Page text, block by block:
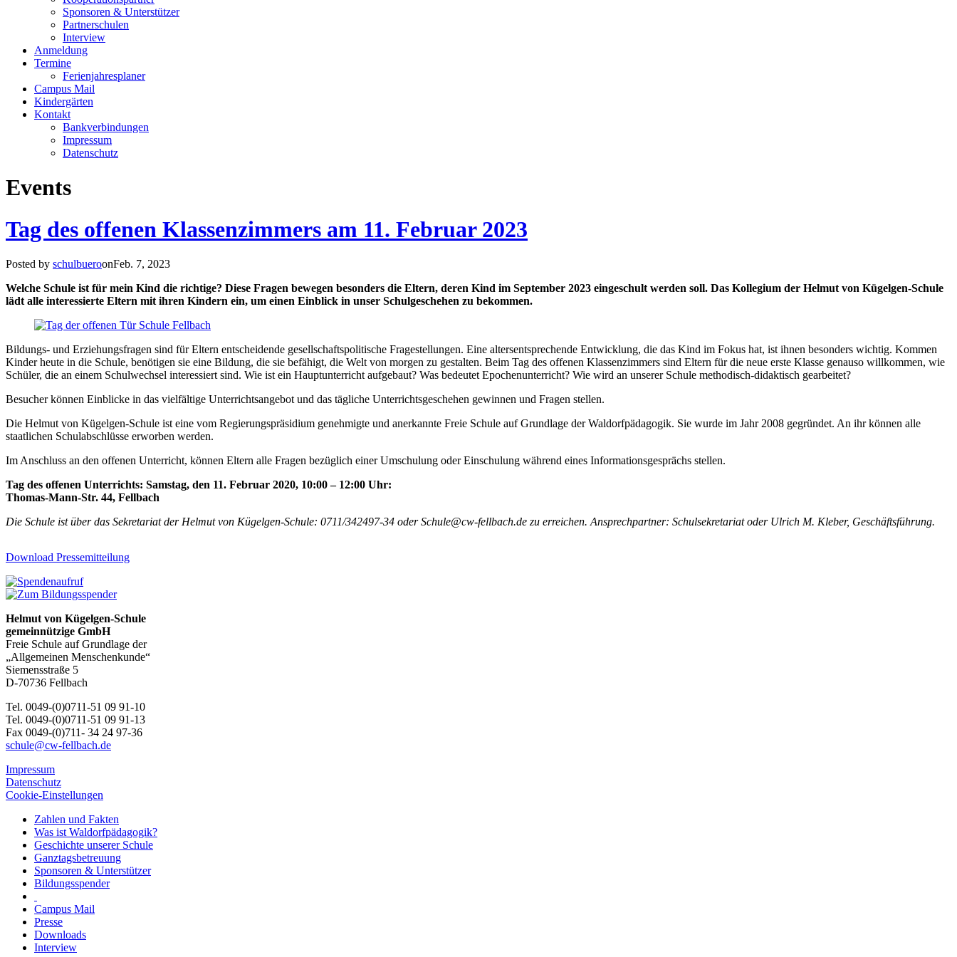
Sponsoren & Unterstützer
Partnerschulen
Interview
Anmeldung
Termine
Ferienjahresplaner
Campus Mail
Kindergärten
Kontakt
Bankverbindungen
Impressum
Datenschutz
Events
Tag des offenen Klassenzimmers am 11. Februar 2023
Posted by schulbueroonFeb. 7, 2023
Welche Schule ist für mein Kind die richtige? Diese Fragen bewegen besonders die Eltern, deren Kind im September 2023 eingeschult werden soll. Das Kollegium der Helmut von Kügelgen-Schule
lädt alle interessierte Eltern mit ihren Kindern ein, um einen Einblick in unser Schulgeschehen zu bekommen.
Bildungs- und Erziehungsfragen sind für Eltern entscheidende gesellschaftspolitische Fragestellungen. Eine altersentsprechende Entwicklung, die das Kind im Fokus hat, ist ihnen besonders wichtig. Kommen
Kinder heute in die Schule, benötigen sie eine Bildung, die sie befähigt, die Welt von morgen zu gestalten. Beim Tag des offenen Klassenzimmers sind Eltern für die neue erste Klasse genauso willkommen, wie
Schüler, die an einem Schulwechsel interessiert sind. Wie ist ein Hauptunterricht aufgebaut? Was bedeutet Epochenunterricht? Wie wird an unserer Schule methodisch-didaktisch gearbeitet?
Besucher können Einblicke in das vielfältige Unterrichtsangebot und das tägliche Unterrichtsgeschehen gewinnen und Fragen stellen.
Die Helmut von Kügelgen-Schule ist eine vom Regierungspräsidium genehmigte und anerkannte Freie Schule auf Grundlage der Waldorfpädagogik. Sie wurde im Jahr 2008 gegründet. An ihr können alle
staatlichen Schulabschlüsse erworben werden.
Im Anschluss an den offenen Unterricht, können Eltern alle Fragen bezüglich einer Umschulung oder Einschulung während eines Informationsgesprächs stellen.
Tag des offenen Unterrichts: Samstag, den 11. Februar 2020, 10:00 – 12:00 Uhr:
Thomas-Mann-Str. 44, Fellbach
Die Schule ist über das Sekretariat der Helmut von Kügelgen-Schule: 0711/342497-34 oder Schule@cw-fellbach.de zu erreichen. Ansprechpartner: Schulsekretariat oder Ulrich M. Kleber, Geschäftsführung.
Download Pressemitteilung
Helmut von Kügelgen-Schule
gemeinnützige GmbH
Freie Schule auf Grundlage der
„Allgemeinen Menschenkunde“
Siemensstraße 5
D-70736 Fellbach
Tel. 0049-(0)0711-51 09 91-10
Tel. 0049-(0)0711-51 09 91-13
Fax 0049-(0)711- 34 24 97-36
schule@cw-fellbach.de
Impressum
Datenschutz
Cookie-Einstellungen
Zahlen und Fakten
Was ist Waldorfpädagogik?
Geschichte unserer Schule
Ganztagsbetreuung
Sponsoren & Unterstützer
Bildungsspender
Campus Mail
Presse
Downloads
Interview